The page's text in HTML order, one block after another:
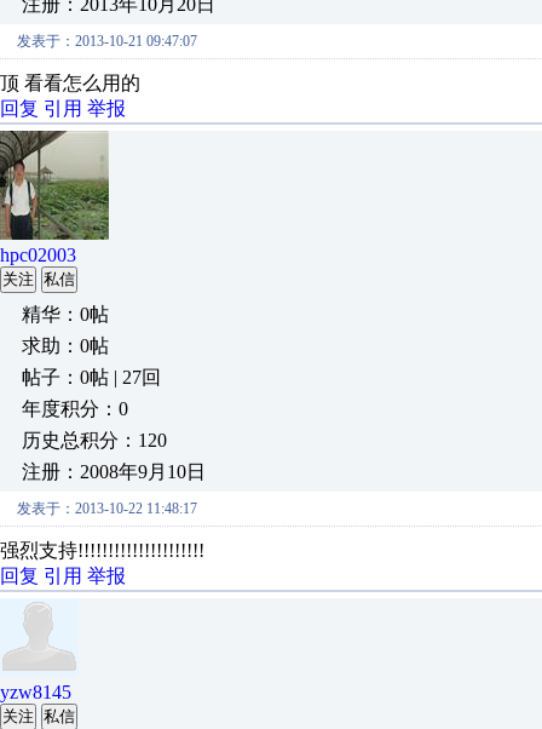
注册：2013年10月20日
发表于：2013-10-21 09:47:07
顶 看看怎么用的
回复 引用 举报
hpc02003
关注 私信
精华：0帖
求助：0帖
帖子：0帖 | 27回
年度积分：0
历史总积分：120
注册：2008年9月10日
发表于：2013-10-22 11:48:17
强烈支持!!!!!!!!!!!!!!!!!!!!!
回复 引用 举报
yzw8145
关注 私信